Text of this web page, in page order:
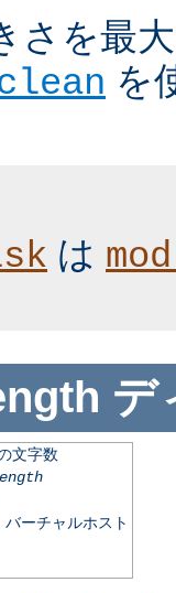
さを最
を
は
デ
文字数
ーチャルホスト